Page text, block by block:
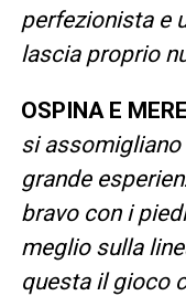
perfezionista e
lascia proprio
OSPINA E
si
grande
bravo con i piedi
meglio sulla
questa il gioco